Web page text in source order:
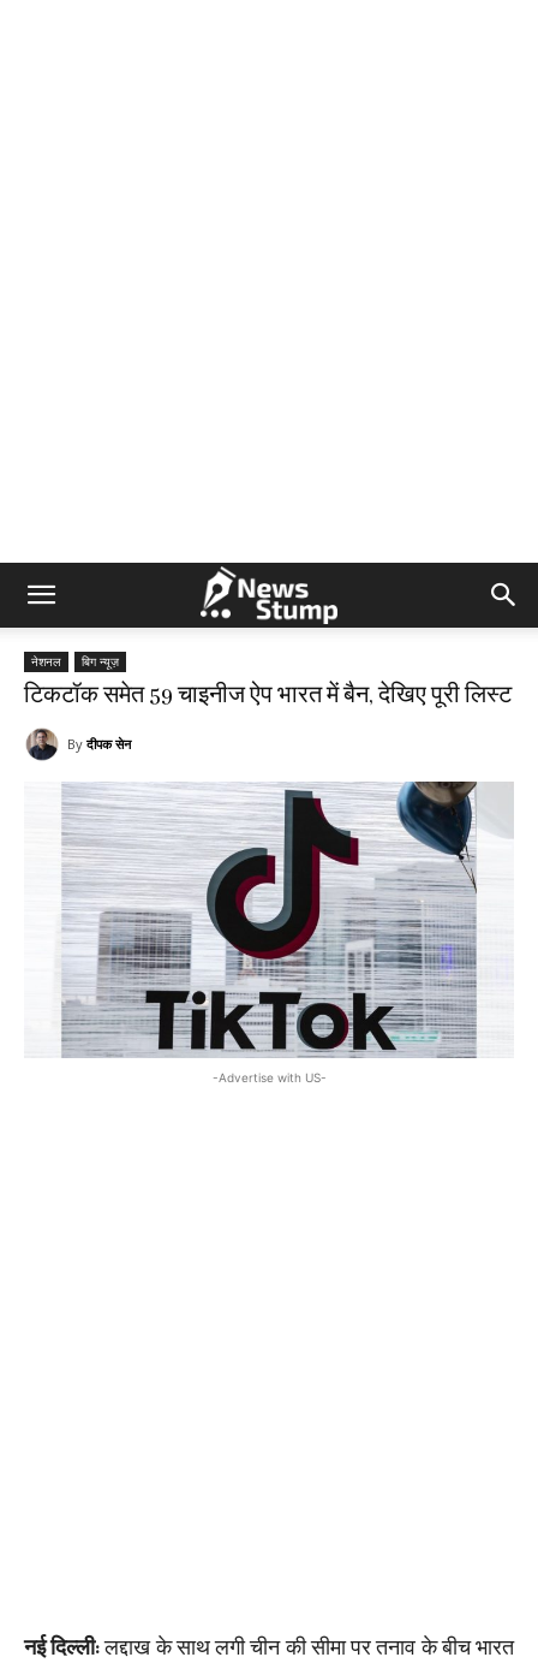
नेशनल बिग न्यूज़
टिकटॉक समेत 59 चाइनीज ऐप भारत में बैन, देखिए पूरी लिस्ट
By दीपक सेन
-Advertise with US-
नई दिल्ली:लद्दाख के साथ लगी चीन की सीमा पर तनाव के बीच भारत